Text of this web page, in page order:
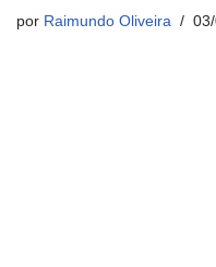
por Raimundo Oliveira